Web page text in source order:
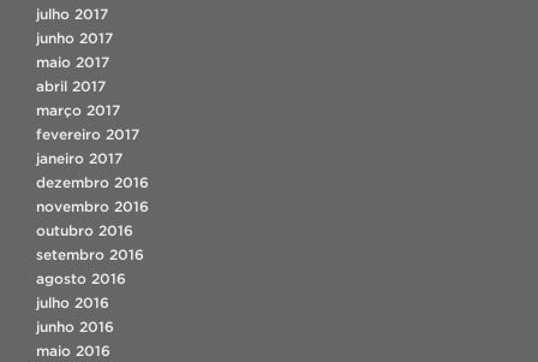
julho 2017
junho 2017
maio 2017
abril 2017
março 2017
fevereiro 2017
janeiro 2017
dezembro 2016
novembro 2016
outubro 2016
setembro 2016
agosto 2016
julho 2016
junho 2016
maio 2016